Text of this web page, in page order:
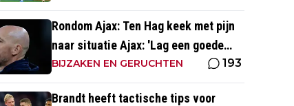
Rondom Ajax: Ten Hag keek met pijn
naar situatie Ajax: 'Lag een goede
basis om op voort te borduren'
BIJZAKEN EN GERUCHTEN 193
Brandt heeft tactische tips voor